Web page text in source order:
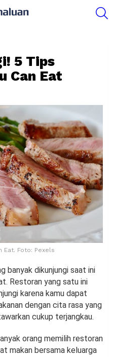
5 Tips
Can Eat
Eat. Foto: Pexels
banyak dikunjungi saat ini
Restoran yang satu ini
karena kamu dapat
dengan cita rasa yang
cukup terjangkau.
orang memilih restoran
makan bersama keluarga